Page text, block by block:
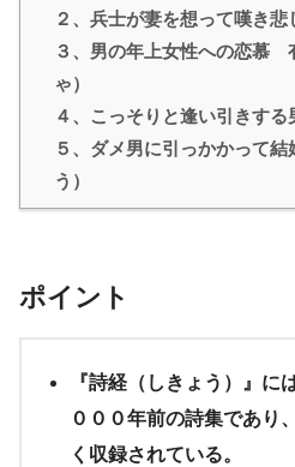
２、兵士が妻を想って嘆き
３、男の年上女性への恋慕
ゃ）
４、こっそりと逢い引きす
５、ダメ男に引っかかって
う）
ポイント
『詩経（しきょう）』に
０００年前の詩集であり
く収録されている。